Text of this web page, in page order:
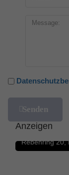
Anzeigen
Rebenring 20,